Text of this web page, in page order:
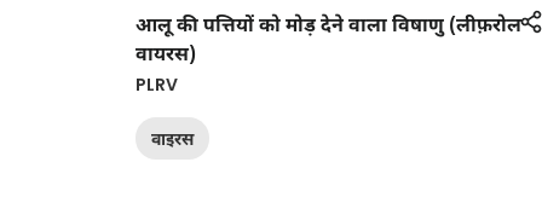
आलू की पत्तियों को मोड़ देने वाला विषाणु (लीफ़रोल
वायरस)
PLRV
वाइरस